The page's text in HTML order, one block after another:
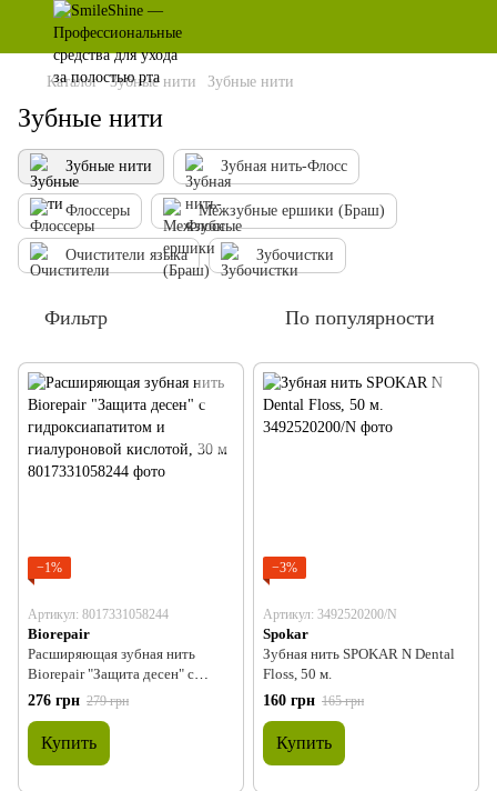
Каталог Зубные нити Зубные нити
Зубные нити
Зубные нити Зубная нить-Флосс
Флоссеры Межзубные ершики (Браш)
Очистители языка Зубочистки
Фильтр По популярности
−1%
Артикул: 8017331058244
Biorepair
Расширяющая зубная нить
Biorepair "Защита десен" с
гидроксиапатитом и
гиалуроновой кислотой, 30 м
276 грн 279 грн
Купить
−3%
Артикул: 3492520200/N
Spokar
Зубная нить SPOKAR N Dental
Floss, 50 м.
160 грн 165 грн
Купить